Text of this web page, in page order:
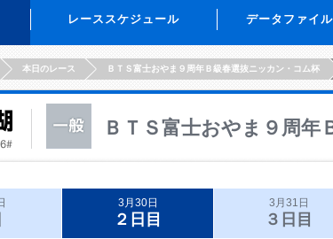
レーススケジュール データファイル
本日のレース ＢＴＳ富士おやま９周年Ｂ級春選抜ニッカン・コム杯
ＢＴＳ富士おやま９周年
3月30日
２日目
3月31日
３日目